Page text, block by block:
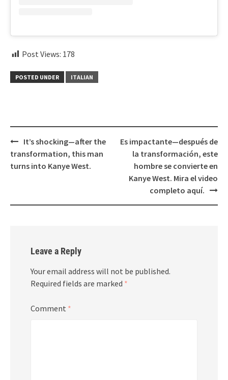
Post Views: 178
POSTED UNDER ITALIAN
Post
navigation
It’s shocking—after the
transformation, this man
turns into Kanye West.
Es impactante—después de
la transformación, este
hombre se convierte en
Kanye West. Mira el video
completo aquí.
Leave a Reply
Your email address will not be published.
Required fields are marked *
Comment *